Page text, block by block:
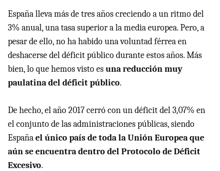
España lleva más de tres años creciendo a un ritmo del
3% anual, una tasa superior a la media europea. Pero, a
pesar de ello, no ha habido una voluntad férrea en
deshacerse del déficit público durante estos años. Más
bien, lo que hemos visto esuna reducción muy
paulatina del déficit público.
De hecho, el año 2017 cerró con un déficit del 3,07% en
el conjunto de las administraciones públicas, siendo
Españael único país de toda la Unión Europea que
aún se encuentra dentro del Protocolo de Déficit
Excesivo.